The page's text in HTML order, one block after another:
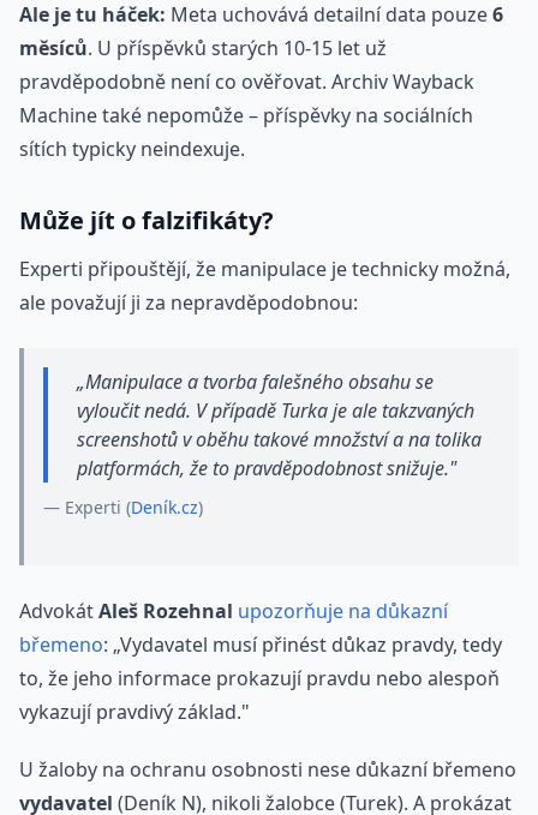
Ale je tu háček: Meta uchovává detailní data pouze6
měsíců. U příspěvků starých 10-15 let už
pravděpodobně není co ověřovat. Archiv Wayback
Machine také nepomůže – příspěvky na sociálních
sítích typicky neindexuje.
Může jít o falzifikáty?
Experti připouštějí, že manipulace je technicky možná,
ale považují ji za nepravděpodobnou:
„Manipulace a tvorba falešného obsahu se
vyloučit nedá. V případě Turka je ale takzvaných
screenshotů v oběhu takové množství a na tolika
platformách, že to pravděpodobnost snižuje."
— Experti (Deník.cz)
AdvokátAleš Rozehnal upozorňuje na důkazní
břemeno: „Vydavatel musí přinést důkaz pravdy, tedy
to, že jeho informace prokazují pravdu nebo alespoň
vykazují pravdivý základ."
U žaloby na ochranu osobnosti nese důkazní břemeno
vydavatel (Deník N), nikoli žalobce (Turek). A prokázat